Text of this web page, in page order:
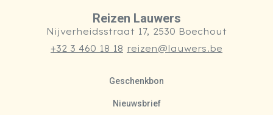
Reizen Lauwers
Nijverheidsstraat 17, 2530 Boechout
+32 3 460 18 18 reizen@lauwers.be
Geschenkbon
Nieuwsbrief